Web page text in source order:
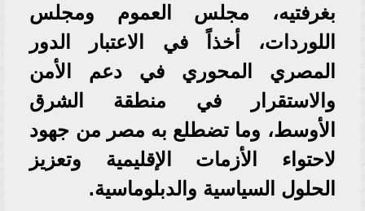
بغرفتيه، مجلس العموم ومجلس
اللوردات، أخذاً في الاعتبار الدور
المصري المحوري في دعم الأمن
والاستقرار في منطقة الشرق
الأوسط، وما تضطلع به مصر من جهود
لاحتواء الأزمات الإقليمية وتعزيز
الحلول السياسية والدبلوماسية.